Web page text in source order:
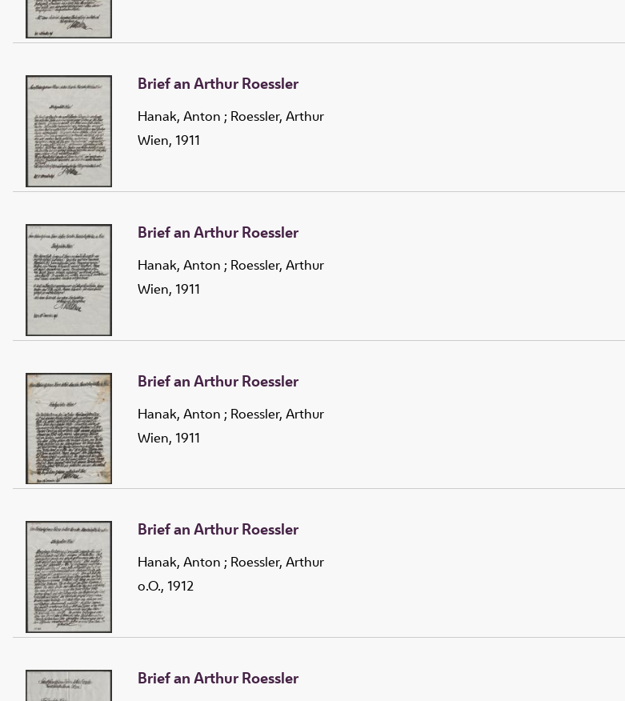
Brief an Arthur Roessler
Hanak, Anton ; Roessler, Arthur
Wien, 1911
Brief an Arthur Roessler
Hanak, Anton ; Roessler, Arthur
Wien, 1911
Brief an Arthur Roessler
Hanak, Anton ; Roessler, Arthur
Wien, 1911
Brief an Arthur Roessler
Hanak, Anton ; Roessler, Arthur
o.O., 1912
Brief an Arthur Roessler